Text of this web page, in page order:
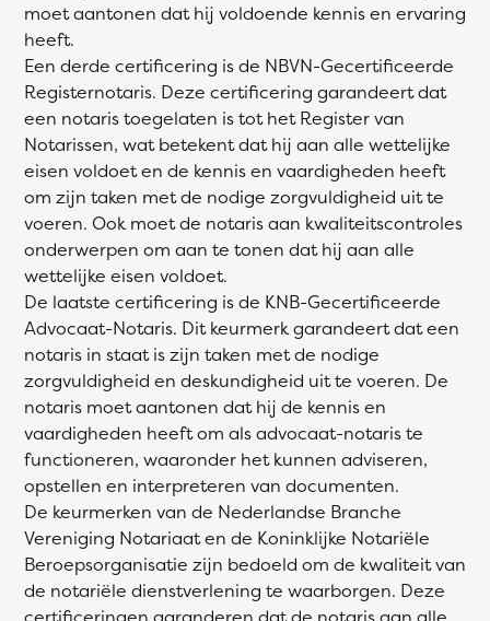
moet aantonen dat hij voldoende kennis en ervaring
heeft.
Een derde certificering is de NBVN-Gecertificeerde
Registernotaris. Deze certificering garandeert dat
een notaris toegelaten is tot het Register van
Notarissen, wat betekent dat hij aan alle wettelijke
eisen voldoet en de kennis en vaardigheden heeft
om zijn taken met de nodige zorgvuldigheid uit te
voeren. Ook moet de notaris aan kwaliteitscontroles
onderwerpen om aan te tonen dat hij aan alle
wettelijke eisen voldoet.
De laatste certificering is de KNB-Gecertificeerde
Advocaat-Notaris. Dit keurmerk garandeert dat een
notaris in staat is zijn taken met de nodige
zorgvuldigheid en deskundigheid uit te voeren. De
notaris moet aantonen dat hij de kennis en
vaardigheden heeft om als advocaat-notaris te
functioneren, waaronder het kunnen adviseren,
opstellen en interpreteren van documenten.
De keurmerken van de Nederlandse Branche
Vereniging Notariaat en de Koninklijke Notariële
Beroepsorganisatie zijn bedoeld om de kwaliteit van
de notariële dienstverlening te waarborgen. Deze